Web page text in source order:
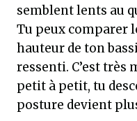
semblent lents au
Tu peux comparer
hauteur de ton
ressenti. C’est très
petit à petit, tu
posture devient